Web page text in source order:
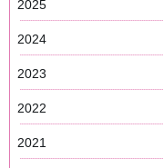
2025
2024
2023
2022
2021